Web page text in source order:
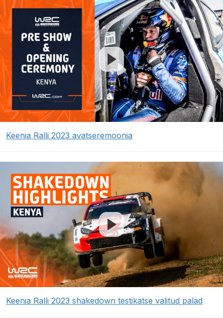
Keenia Ralli 2023 avatseremoonia
Keenia Ralli 2023 shakedown testikatse valitud palad